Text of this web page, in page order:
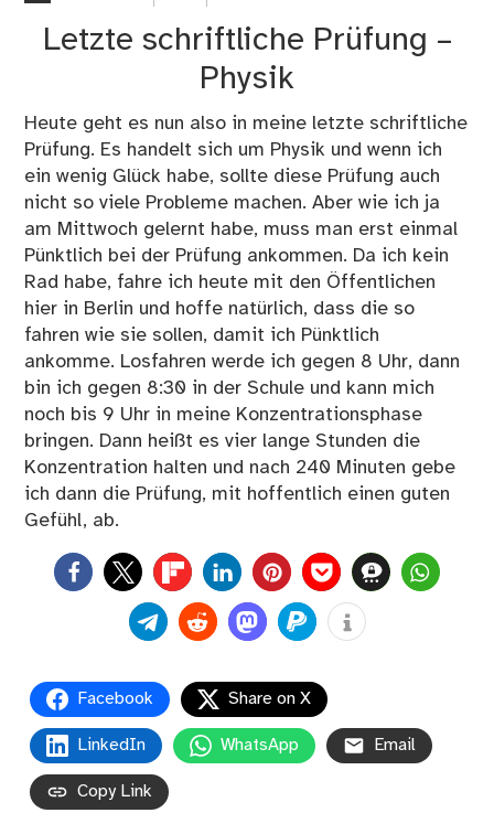
Letzte schriftliche Prüfung –
Physik
Heute geht es nun also in meine letzte schriftliche
Prüfung. Es handelt sich um Physik und wenn ich
ein wenig Glück habe, sollte diese Prüfung auch
nicht so viele Probleme machen. Aber wie ich ja
am Mittwoch gelernt habe, muss man erst einmal
Pünktlich bei der Prüfung ankommen. Da ich kein
Rad habe, fahre ich heute mit den Öffentlichen
hier in Berlin und hoffe natürlich, dass die so
fahren wie sie sollen, damit ich Pünktlich
ankomme. Losfahren werde ich gegen 8 Uhr, dann
bin ich gegen 8:30 in der Schule und kann mich
noch bis 9 Uhr in meine Konzentrationsphase
bringen. Dann heißt es vier lange Stunden die
Konzentration halten und nach 240 Minuten gebe
ich dann die Prüfung, mit hoffentlich einen guten
Gefühl, ab.
0
Facebook Share on X
LinkedIn WhatsApp Email
Copy Link